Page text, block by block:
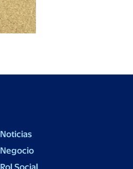
Noticias
Negocio